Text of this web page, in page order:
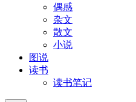
偶感
杂文
散文
小说
图说
读书
读书笔记